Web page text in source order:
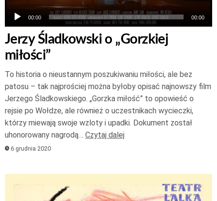
00:00 00:00
Jerzy Śladkowski o „Gorzkiej
miłości”
To historia o nieustannym poszukiwaniu miłości, ale bez
patosu – tak najprościej można byłoby opisać najnowszy film
Jerzego Śladkowskiego. „Gorzka miłość” to opowieść o
rejsie po Wołdze, ale również o uczestnikach wycieczki,
którzy miewają swoje wzloty i upadki. Dokument został
uhonorowany nagrodą… Czytaj dalej
6 grudnia 2020